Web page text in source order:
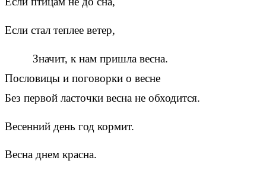
Если стал теплее ветер,
Значит, к нам пришла весна.
Пословицы и поговорки о весне
Без первой ласточки весна не обходится.
Весенний день год кормит.
Весна днем красна.